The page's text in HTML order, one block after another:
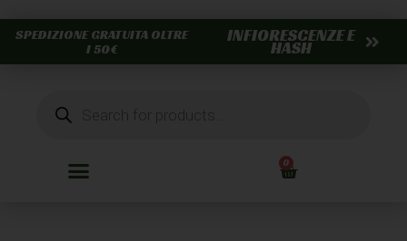
SPEDIZIONE GRATUITA OLTRE
I 50€
INFIORESCENZE E
HASH
0